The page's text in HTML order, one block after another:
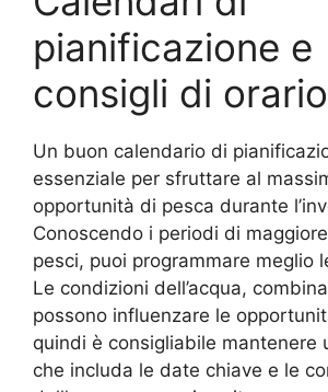
pianificazione e
consigli di orario
Un buon calendario di
essenziale per sfruttare al
opportunità di pesca durante
Conoscendo i periodi di
pesci, puoi programmare meglio
Le condizioni dell’acqua,
possono influenzare le
quindi è consigliabile mantenere
che includa le date chiave e le